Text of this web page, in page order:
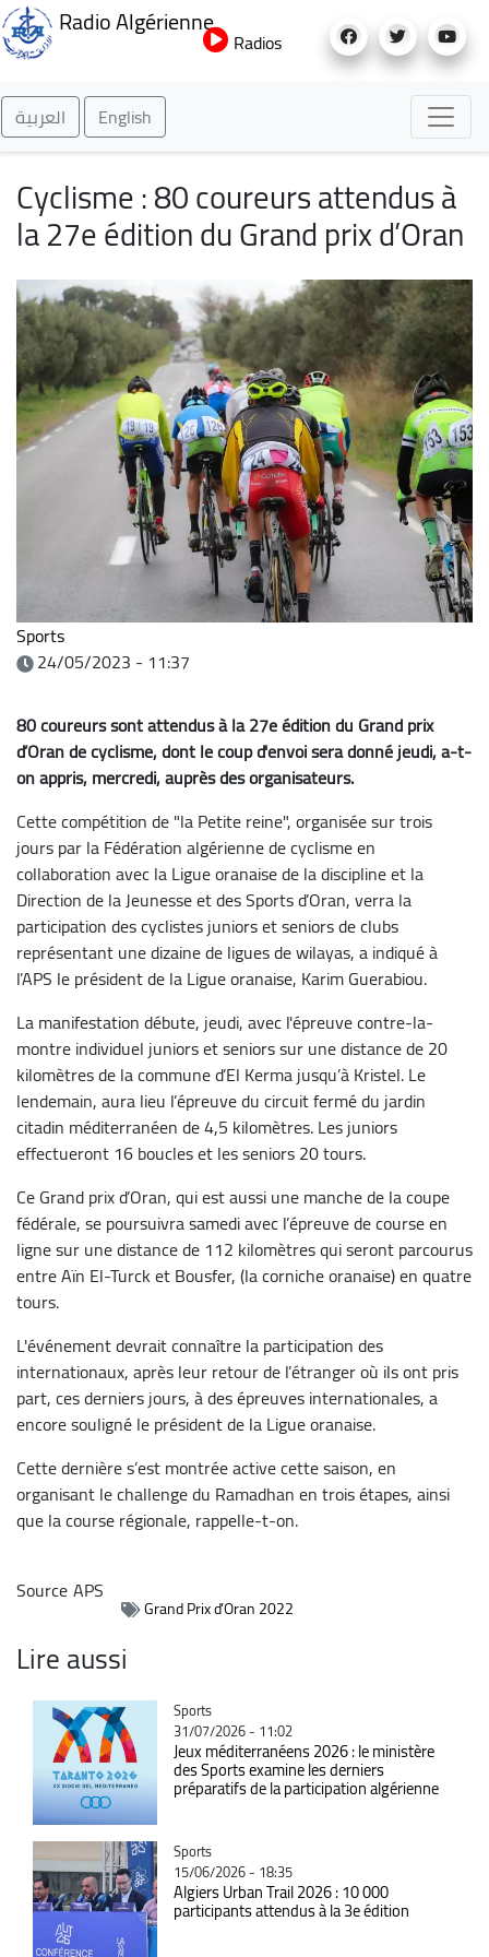
au
Radio Algérienne
Radios
العربية English
Cyclisme : 80 coureurs attendus à
la 27e édition du Grand prix d’Oran
Sports
24/05/2023 - 11:37
80 coureurs sont attendus à la 27e édition du Grand prix
d’Oran de cyclisme, dont le coup d'envoi sera donné jeudi, a-t-
on appris, mercredi, auprès des organisateurs.
Cette compétition de "la Petite reine", organisée sur trois
jours par la Fédération algérienne de cyclisme en
collaboration avec la Ligue oranaise de la discipline et la
Direction de la Jeunesse et des Sports d’Oran, verra la
participation des cyclistes juniors et seniors de clubs
représentant une dizaine de ligues de wilayas, a indiqué à
l’APS le président de la Ligue oranaise, Karim Guerabiou.
La manifestation débute, jeudi, avec l'épreuve contre-la-
montre individuel juniors et seniors sur une distance de 20
kilomètres de la commune d’El Kerma jusqu’à Kristel. Le
lendemain, aura lieu l’épreuve du circuit fermé du jardin
citadin méditerranéen de 4,5 kilomètres. Les juniors
effectueront 16 boucles et les seniors 20 tours.
Ce Grand prix d’Oran, qui est aussi une manche de la coupe
fédérale, se poursuivra samedi avec l’épreuve de course en
ligne sur une distance de 112 kilomètres qui seront parcourus
entre Aïn El-Turck et Bousfer, (la corniche oranaise) en quatre
tours.
L'événement devrait connaître la participation des
internationaux, après leur retour de l’étranger où ils ont pris
part, ces derniers jours, à des épreuves internationales, a
encore souligné le président de la Ligue oranaise.
Cette dernière s’est montrée active cette saison, en
organisant le challenge du Ramadhan en trois étapes, ainsi
que la course régionale, rappelle-t-on.
SourceAPS
Grand Prix d’Oran 2022
Lire aussi
Catégorie
Sports
31/07/2026 - 11:02
Jeux méditerranéens 2026 : le ministère
des Sports examine les derniers
préparatifs de la participation algérienne
Catégorie
Sports
15/06/2026 - 18:35
Algiers Urban Trail 2026 : 10 000
participants attendus à la 3e édition